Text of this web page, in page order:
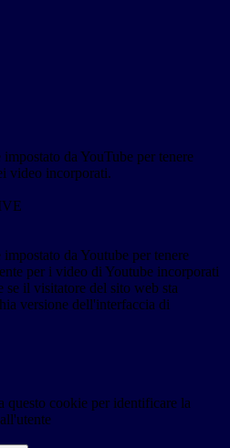
da YouTube per tenere
video incorporati.
da Youtube per tenere
per i video di Youtube incorporati
se il visitatore del sito web sta
versione dell'interfaccia di
questo cookie per identificare la